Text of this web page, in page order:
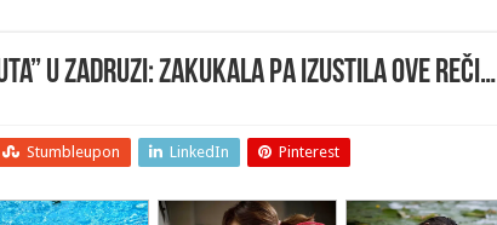
U ZADRUZI: Zakukala pa izustila OVE REČI…
Stumbleupon LinkedIn Pinterest